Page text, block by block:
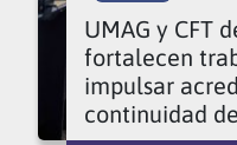
UMAG y CFT
fortalecen
impulsar
continuidad